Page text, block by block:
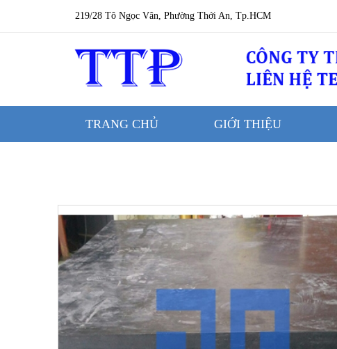
219/28 Tô Ngọc Vân, Phường Thới An, Tp.HCM
TRANG CHỦ GIỚI THIỆU